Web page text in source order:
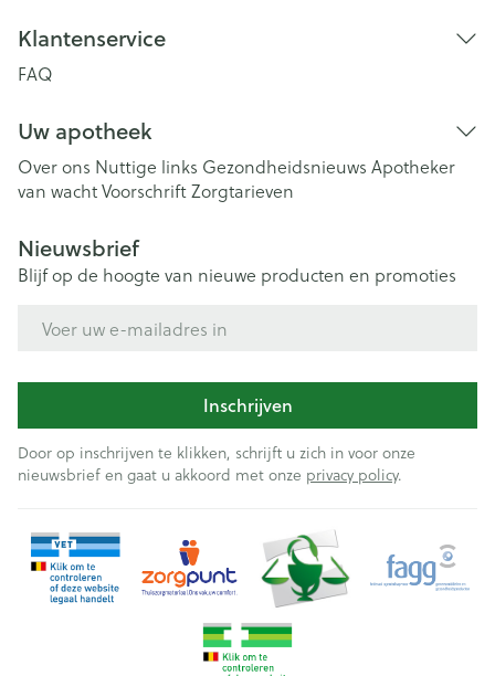
Klantenservice
FAQ
Uw apotheek
Over ons Nuttige links Gezondheidsnieuws Apotheker
van wachtVoorschriftZorgtarieven
Nieuwsbrief
Blijf op de hoogte van nieuwe producten en promoties
Inschrijven
Door op inschrijven te klikken, schrijft u zich in voor onze
nieuwsbrief en gaat u akkoord met onze privacy policy.